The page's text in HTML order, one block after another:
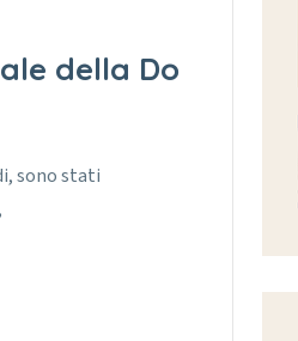
della Do
sono stati